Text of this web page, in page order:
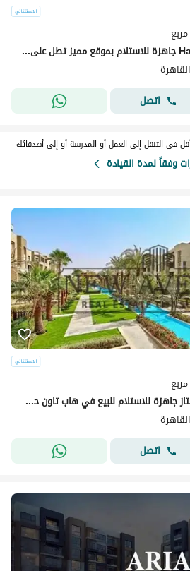
شقة فى حسن علام Haptown جاهزة للاستلام بموقع مميز تطل على حديقة بحرى
اتصل
في التنقل إلى العمل أو المدرسة أو إلى أصدقائك
وفقاً لمدة القيادة
شقة بمساحة كبيرة موقع ممتاز جاهزة للاستلام للبيع في هاب تاون حسن علام المستقبل سيتي Hap Town
اتصل